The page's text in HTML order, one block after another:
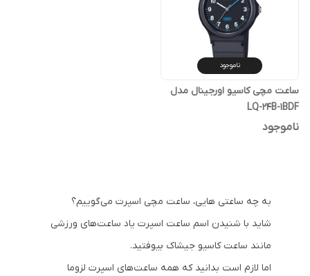
ناموجود
ساعت مچی کاسیو اورجینال مدل
LQ-24B-1BDF
ناموجود
به چه ساعتی هایی، ساعت مچی اسپرت می‌گوییم؟
شاید با شنیدن اسم ساعت اسپرت یاد ساعت‌های ورزشی
مانند ساعت کاسیو جیشاک بیوفتید.
اما لازم است بدانید که همه ساعت‌های اسپرت لزوما